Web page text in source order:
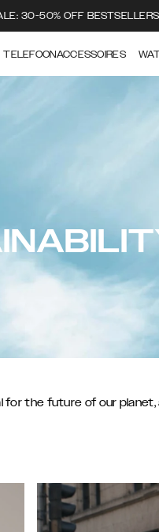
30-50% OFF BESTSELLERS
TELEFOONACCESSOIRES
for the future of our